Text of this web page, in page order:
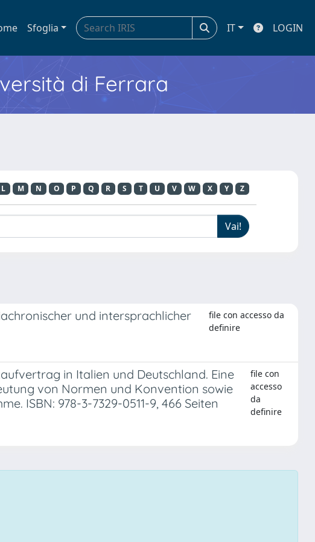
Sfoglia IT LOGIN
di Ferrara
L M N O P Q R S T U V W X Y Z
und intersprachlicher
file con accesso da
definire
in Italien und Deutschland. Eine
von Normen und Konvention sowie
ISBN: 978-3-7329-0511-9, 466 Seiten
file con
accesso
da
definire